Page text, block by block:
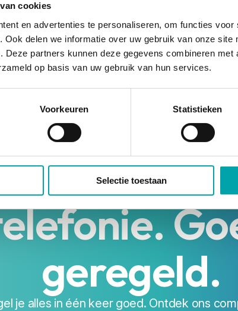
cookies
en advertenties te personaliseren, om functies voor
Ook delen we informatie over uw gebruik van onze site
Deze partners kunnen deze gegevens combineren met
op basis van uw gebruik van hun services.
Voorkeuren Statistieken
Selectie toestaan
geregeld.
je alles in één keer goed. Ontdek ons